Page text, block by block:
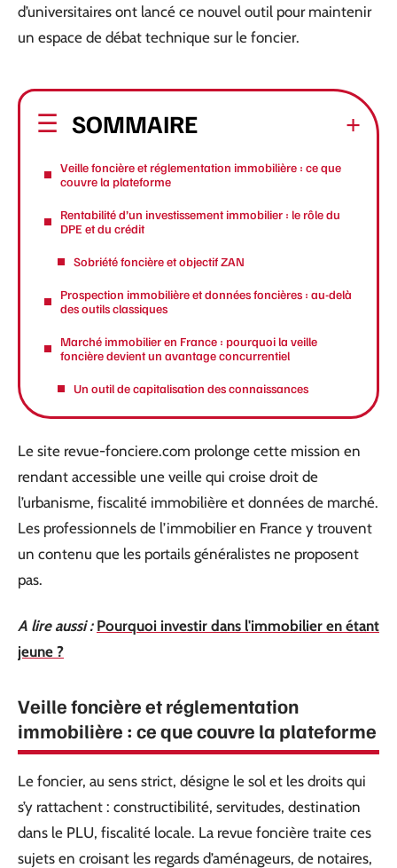
d’universitaires ont lancé ce nouvel outil pour maintenir
un espace de débat technique sur le foncier.
SOMMAIRE
Veille foncière et réglementation immobilière : ce que
couvre la plateforme
Rentabilité d’un investissement immobilier : le rôle du
DPE et du crédit
Sobriété foncière et objectif ZAN
Prospection immobilière et données foncières : au-delà
des outils classiques
Marché immobilier en France : pourquoi la veille
foncière devient un avantage concurrentiel
Un outil de capitalisation des connaissances
Le site revue-fonciere.com prolonge cette mission en
rendant accessible une veille qui croise droit de
l’urbanisme, fiscalité immobilière et données de marché.
Les professionnels de l’immobilier en France y trouvent
un contenu que les portails généralistes ne proposent
pas.
A lire aussi : Pourquoi investir dans l'immobilier en étant
jeune ?
Veille foncière et réglementation
immobilière : ce que couvre la plateforme
Le foncier, au sens strict, désigne le sol et les droits qui
s’y rattachent : constructibilité, servitudes, destination
dans le PLU, fiscalité locale. La revue foncière traite ces
sujets en croisant les regards d’aménageurs, de notaires,